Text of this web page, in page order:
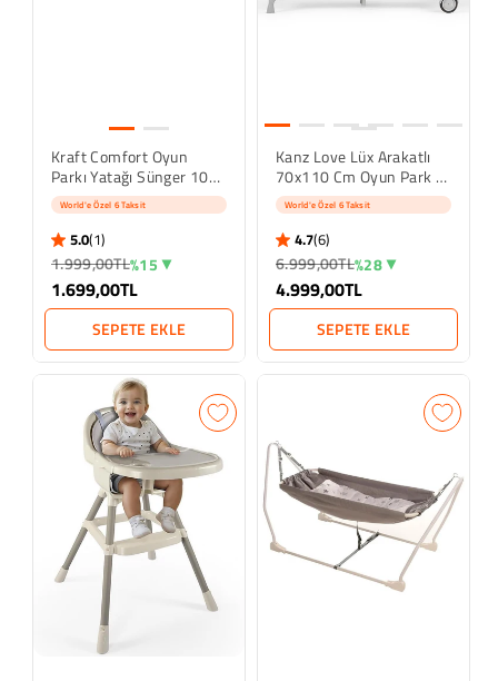
Kraft Comfort Oyun
Parkı Yatağı Sünger 10
Cm 70x110 Cm
World'e Özel 6 Taksit
5.0(1)
5.0 star rating
1 İnceleme
1.999,00TL%15
1.699,00TL
SEPETE EKLE
Kanz Love Lüx Arakatlı
70x110 Cm Oyun Park -
GriWorld'e Özel 6 Taksit
4.7(6)
4.7 star rating
6 İncelemeler
6.999,00TL%28
4.999,00TL
SEPETE EKLE